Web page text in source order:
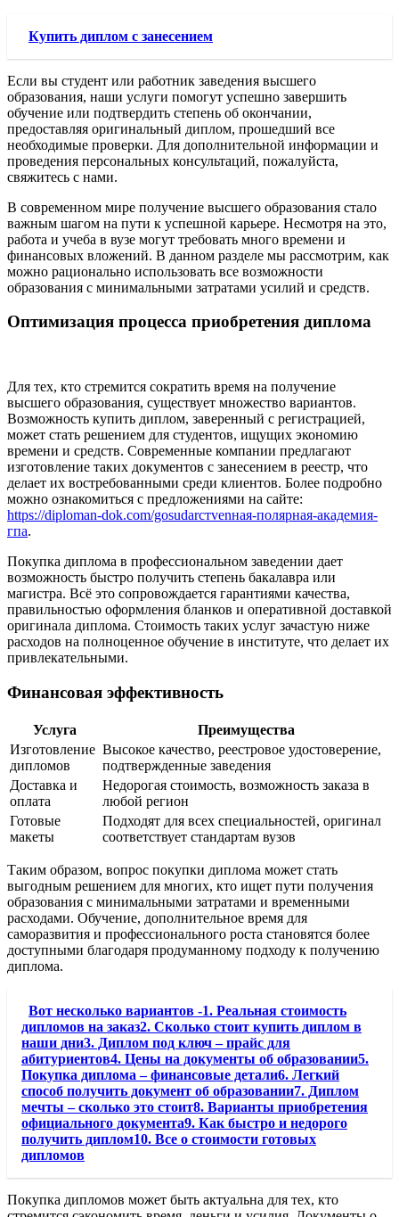
Купить диплом с занесением
Если вы студент или работник заведения высшего
образования, наши услуги помогут успешно завершить
обучение или подтвердить степень об окончании,
предоставляя оригинальный диплом, прошедший все
необходимые проверки. Для дополнительной информации и
проведения персональных консультаций, пожалуйста,
свяжитесь с нами.
В современном мире получение высшего образования стало
важным шагом на пути к успешной карьере. Несмотря на это,
работа и учеба в вузе могут требовать много времени и
финансовых вложений. В данном разделе мы рассмотрим, как
можно рационально использовать все возможности
образования с минимальными затратами усилий и средств.
Оптимизация процесса приобретения диплома
Для тех, кто стремится сократить время на получение
высшего образования, существует множество вариантов.
Возможность купить диплом, заверенный с регистрацией,
может стать решением для студентов, ищущих экономию
времени и средств. Современные компании предлагают
изготовление таких документов с занесением в реестр, что
делает их востребованными среди клиентов. Более подробно
можно ознакомиться с предложениями на сайте:
https://diploman-dok.com/gosudarстvenная-полярная-академия-
гпа.
Покупка диплома в профессиональном заведении дает
возможность быстро получить степень бакалавра или
магистра. Всё это сопровождается гарантиями качества,
правильностью оформления бланков и оперативной доставкой
оригинала диплома. Стоимость таких услуг зачастую ниже
расходов на полноценное обучение в институте, что делает их
привлекательными.
Финансовая эффективность
Услуга
Преимущества
Изготовление
дипломов
Высокое качество, реестровое удостоверение,
подтвержденные заведения
Доставка и
оплата
Недорогая стоимость, возможность заказа в
любой регион
Готовые
макеты
Подходят для всех специальностей, оригинал
соответствует стандартам вузов
Таким образом, вопрос покупки диплома может стать
выгодным решением для многих, кто ищет пути получения
образования с минимальными затратами и временными
расходами. Обучение, дополнительное время для
саморазвития и профессионального роста становятся более
доступными благодаря продуманному подходу к получению
диплома.
Вот несколько вариантов -1. Реальная стоимость
дипломов на заказ2. Сколько стоит купить диплом в
наши дни3. Диплом под ключ – прайс для
абитуриентов4. Цены на документы об образовании5.
Покупка диплома – финансовые детали6. Легкий
способ получить документ об образовании7. Диплом
мечты – сколько это стоит8. Варианты приобретения
официального документа9. Как быстро и недорого
получить диплом10. Все о стоимости готовых
дипломов
Покупка дипломов может быть актуальна для тех, кто